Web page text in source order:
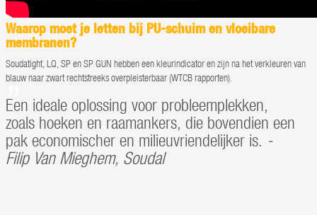
Waarop moet je letten bij PU-schuim en vloeibare
membranen?
Soudatight, LQ, SP en SP GUN hebben een kleurindicator en zijn na het verkleuren van
blauw naar zwart rechtstreeks overpleisterbaar (WTCB rapporten).
Een ideale oplossing voor probleemplekken,
zoals hoeken en raamankers, die bovendien een
pak economischer en milieuvriendelijker is. -
Filip Van Mieghem, Soudal